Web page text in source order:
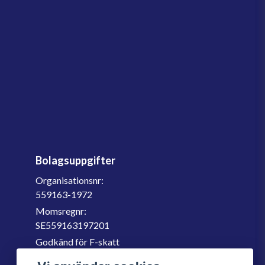
Bolagsuppgifter
Organisationsnr:
559163-1972
Momsregnr:
SE559163197201
Godkänd för F-skatt